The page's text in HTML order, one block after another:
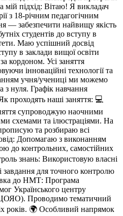
підхід: Вітаю! Я викладач
з 18-річним педагогічним
— забезпечити найвищу якість
студентів до вступу в
Маю успішний досвід
в заклади вищої освіти
кордоном. Усі заняття
інноваційні технології та
учня/учениці ми можемо
з нуля. Графік навчання
проходять наші заняття: 💻
супроводжую наочними
схемами та ілюстраціями. На
та розбираю всі
Допомагаю з виконанням
до контрольних, самостійних
знань: Використовую власні
завдання для точного контролю
до НМТ: Програма
Українського центру
Проводимо тематичний
років. 🌍 Особливий напрямок